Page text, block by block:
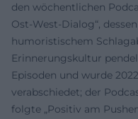
den wöchentlichen
Ost-West-Dialog“,
humoristischem
Erinnerungskultur
Episoden und wurde
verabschiedet; der
folgte „Positiv am